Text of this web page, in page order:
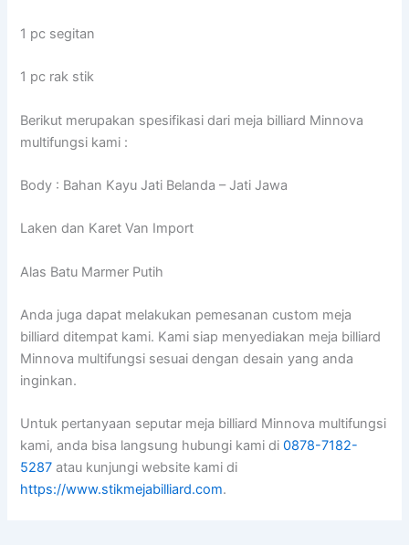
1 pc segitan
1 pc rak stik
Berikut merupakan spesifikasi dari meja billiard Minnova
multifungsi kami :
Body : Bahan Kayu Jati Belanda – Jati Jawa
Laken dan Karet Van Import
Alas Batu Marmer Putih
Anda juga dapat melakukan pemesanan custom meja
billiard ditempat kami. Kami siap menyediakan meja billiard
Minnova multifungsi sesuai dengan desain yang anda
inginkan.
Untuk pertanyaan seputar meja billiard Minnova multifungsi
kami, anda bisa langsung hubungi kami di0878-7182-
5287 atau kunjungi website kami di
https://www.stikmejabilliard.com.